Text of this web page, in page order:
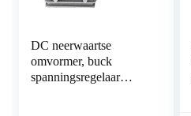
DC neerwaartse
omvormer, buck
spanningsregelaar